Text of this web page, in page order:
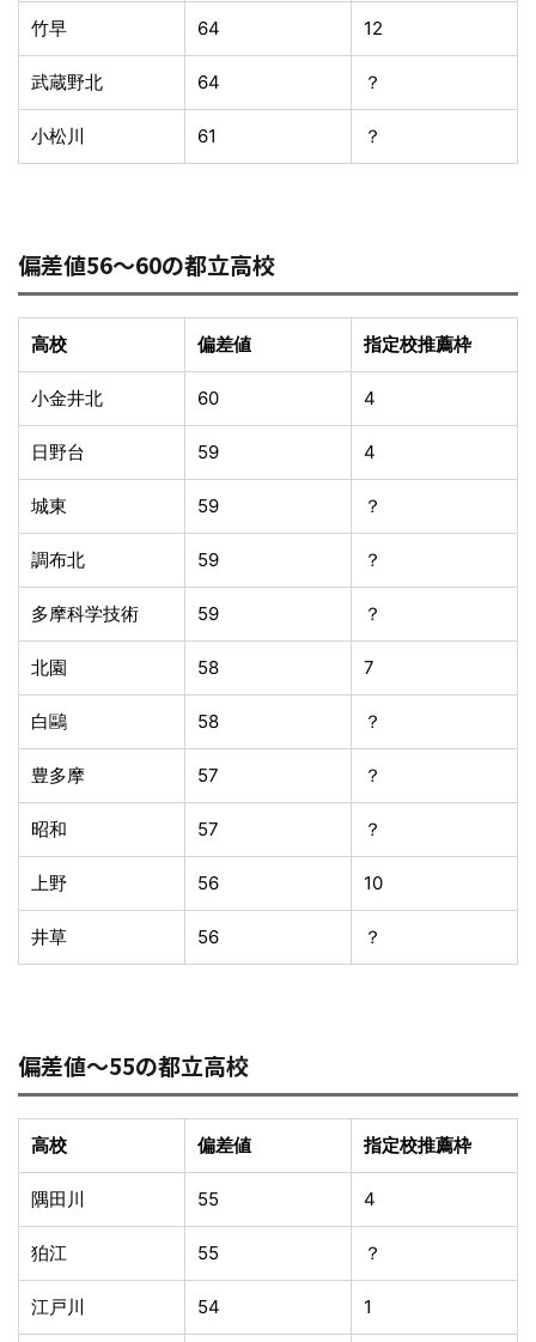
竹早 64 12
武蔵野北 64 ？
小松川 61 ？
偏差値56〜60の都立高校
高校 偏差値 指定校推薦枠
小金井北 60 4
日野台 59 4
城東 59 ？
調布北 59 ？
多摩科学技術 59 ？
北園 58 7
白鷗 58 ？
豊多摩 57 ？
昭和 57 ？
上野 56 10
井草 56 ？
偏差値〜55の都立高校
高校 偏差値 指定校推薦枠
隅田川 55 4
狛江 55 ？
江戸川 54 1